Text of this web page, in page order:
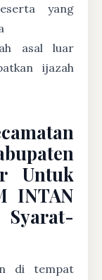
yang
asal luar
ijazah
Untuk
INTAN
di tempat